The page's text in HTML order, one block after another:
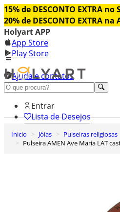
15% de DESCONTO EXTRA no
20% de DESCONTO EXTRA na
Holyart APP
App Store
Play Store
Ajuda e contatos
Conheça premium
Entrar
Lista de Desejos
0
Carrinho de Compras
Inicio Jóias Pulseiras religiosas
Pulseira AMEN Ave Maria LAT